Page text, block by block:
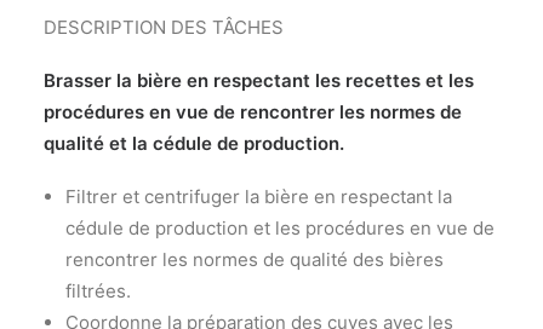
DESCRIPTION DES TÂCHES
Brasser la bière en respectant les recettes et les
procédures en vue de rencontrer les normes de
qualité et la cédule de production.
Filtrer et centrifuger la bière en respectant la
cédule de production et les procédures en vue de
rencontrer les normes de qualité des bières
filtrées.
Coordonne la préparation des cuves avec les